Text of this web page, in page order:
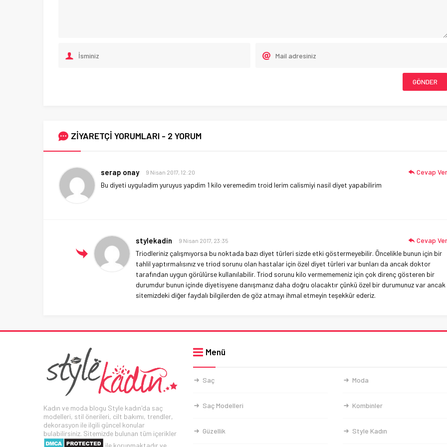
ZİYARETÇİ YORUMLARI - 2 YORUM
serap onay 9 Nisan 2017, 12:20
Bu diyeti uyguladim yuruyus yapdim 1 kilo veremedim troid lerim calismiyi nasil diyet yapabilirim
Cevap Ver
stylekadin 9 Nisan 2017, 23:35
Triodleriniz çalışmıyorsa bu noktada bazı diyet türleri sizde etki göstermeyebilir. Öncelikle bunun için bir
tahlil yaptırmalısınız ve triod sorunu olan hastalar için özel diyet türleri var bunları da ancak doktor
tarafından uygun görülürse kullanılabilir. Triod sorunu kilo vermememeniz için çok direnç gösteren bir
durumdur bunun içinde diyetisyene danışmanız daha doğru olacaktır çünkü özel bir durumunuz var ancak
sitemizdeki diğer faydalı bilgilerden de göz atmayı ihmal etmeyin teşekkür ederiz.
Cevap Ver
Kadın ve moda blogu Style kadın'da saç
modelleri, stil önerileri, cilt bakımı, trendler,
dekorasyon ile ilgili güncel konular
bulabilirsiniz. Sitemizde bulunan tüm içerikler
ile korunmaktadır ve
Menü
Saç Moda
Saç Modelleri Kombinler
Güzellik Style Kadın